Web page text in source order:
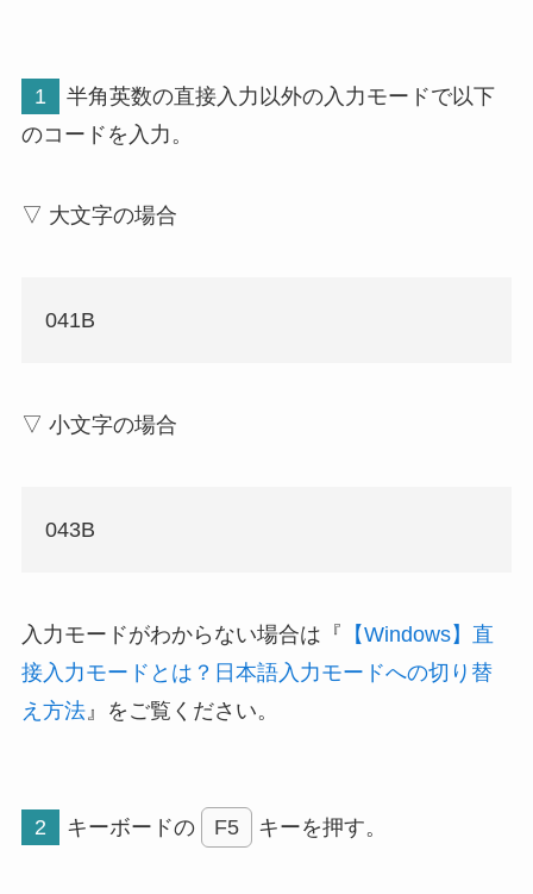
1
半角英数の直接入力以外の入力モードで以下
のコードを入力。
▽ 大文字の場合
041B
▽ 小文字の場合
043B
入力モードがわからない場合は『 【Windows】直
接入力モードとは？日本語入力モードへの切り替
え方法』をご覧ください。
2 キーボードの F5 キーを押す。